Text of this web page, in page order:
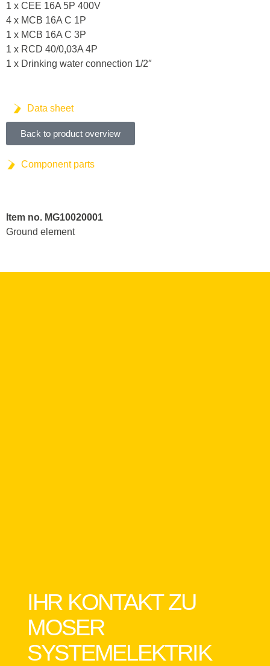
1 x CEE 16A 5P 400V
4 x MCB 16A C 1P
1 x MCB 16A C 3P
1 x RCD 40/0,03A 4P
1 x Drinking water connection 1/2″
Data sheet
Back to product overview
Component parts
Item no. MG10020001
Ground element
IHR KONTAKT ZU
MOSER
SYSTEMELEKTRIK